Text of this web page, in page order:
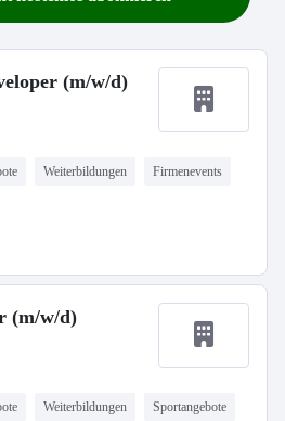
(m/w/d)
Weiterbildungen Firmenevents
(m/w/d)
Weiterbildungen Sportangebote